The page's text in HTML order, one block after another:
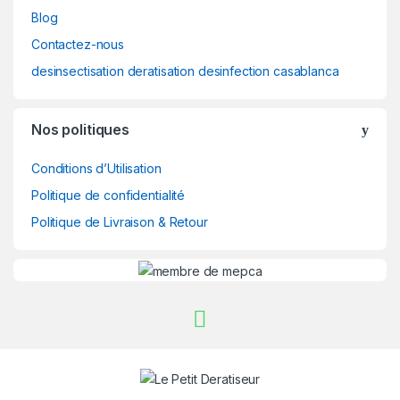
Blog
Contactez-nous
desinsectisation deratisation desinfection casablanca
Nos politiques
Conditions d’Utilisation
Politique de confidentialité
Politique de Livraison & Retour